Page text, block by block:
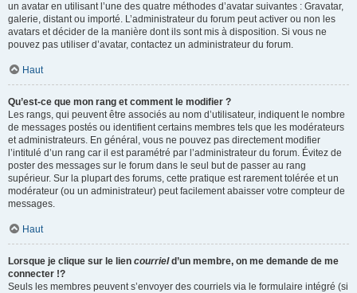
un avatar en utilisant l’une des quatre méthodes d’avatar suivantes : Gravatar,
galerie, distant ou importé. L’administrateur du forum peut activer ou non les
avatars et décider de la manière dont ils sont mis à disposition. Si vous ne
pouvez pas utiliser d’avatar, contactez un administrateur du forum.
Haut
Qu’est-ce que mon rang et comment le modifier ?
Les rangs, qui peuvent être associés au nom d’utilisateur, indiquent le nombre
de messages postés ou identifient certains membres tels que les modérateurs
et administrateurs. En général, vous ne pouvez pas directement modifier
l’intitulé d’un rang car il est paramétré par l’administrateur du forum. Évitez de
poster des messages sur le forum dans le seul but de passer au rang
supérieur. Sur la plupart des forums, cette pratique est rarement tolérée et un
modérateur (ou un administrateur) peut facilement abaisser votre compteur de
messages.
Haut
Lorsque je clique sur le lien courrield’un membre, on me demande de me
connecter !?
Seuls les membres peuvent s’envoyer des courriels via le formulaire intégré (si